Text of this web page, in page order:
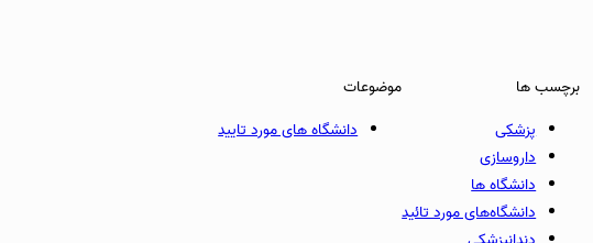
موضوعات
دانشگاه های مورد تایید
برچسب ها
پزشکی
داروسازی
دانشگاه ها
دانشگاه‌های مورد تائید